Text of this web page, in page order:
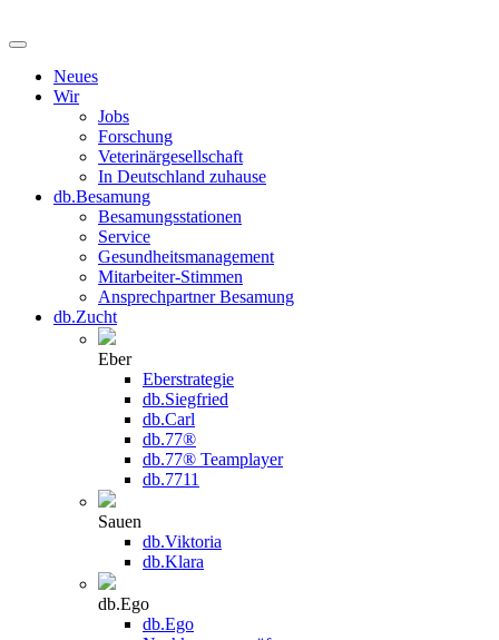
Neues
Wir
Jobs
Forschung
Veterinärgesellschaft
In Deutschland zuhause
db.Besamung
Besamungsstationen
Service
Gesundheitsmanagement
Mitarbeiter-Stimmen
Ansprechpartner Besamung
db.Zucht
Eber
Eberstrategie
db.Siegfried
db.Carl
db.77®
db.77® Teamplayer
db.7711
Sauen
db.Viktoria
db.Klara
db.Ego
db.Ego